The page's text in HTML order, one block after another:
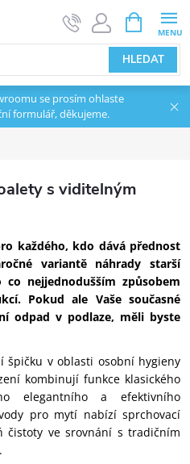
HLEDAT
se prosím ohlaste
formulář, děkujeme.
s viditelným
každého, kdo dává přednost
variantě náhrady starší
nejjednodušším způsobem
Pokud ale Vaše současné
odpad v podlaze, měli byste
špičku v oblasti osobní hygieny
kombinují funkce klasického
elegantního a efektivního
pro mytí nabízí sprchovací
čistoty ve srovnání s tradičním